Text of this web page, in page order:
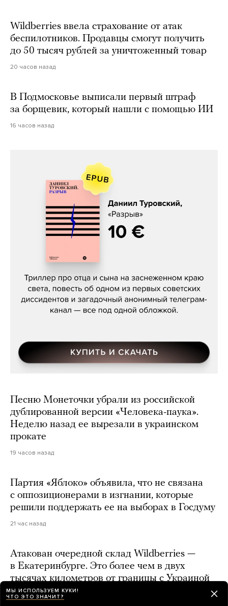
Wildberries ввела страхование от атак
беспилотников. Продавцы смогут получить
до 50 тысяч рублей за уничтоженный товар
20 часов назад
В Подмосковье выписали первый штраф
за борщевик, который нашли с помощью ИИ
16 часов назад
Даниил Туровский, «Разрыв»
Песню Монеточки убрали из российской
дублированной версии «Человека-паука».
Неделю назад ее вырезали в украинском
прокате
19 часов назад
Партия «Яблоко» объявила, что не связана
с оппозиционерами в изгнании, которые
решили поддержать ее на выборах в Госдуму
21 час назад
Атакован очередной склад Wildberries —
в Екатеринбурге. Это более чем в двух
тысячах километров от границы с Украиной
день назад
МЫ ИСПОЛЬЗУЕМ КУКИ!
ЧТО ЭТО ЗНАЧИТ?